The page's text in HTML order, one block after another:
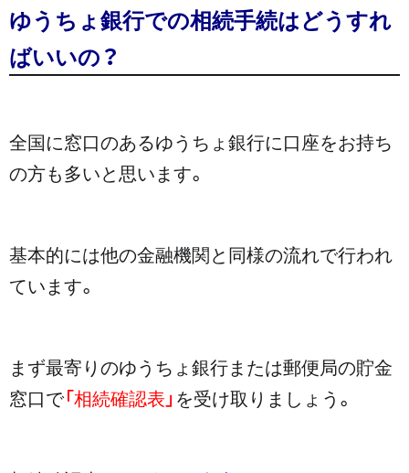
ゆうちょ銀行での相続手続はどうすれ
ばいいの？
全国に窓口のあるゆうちょ銀行に口座をお持ち
の方も多いと思います。
基本的には他の金融機関と同様の流れで行われ
ています。
まず最寄りのゆうちょ銀行または郵便局の貯金
窓口で「相続確認表」 を受け取りましょう。